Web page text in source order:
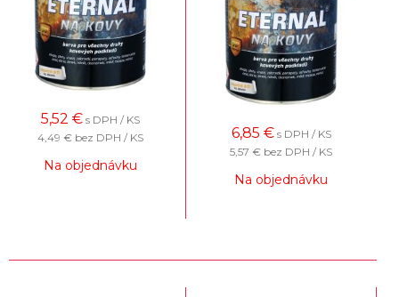
5,52 € s DPH / KS
4,49 € bez DPH / KS
Na objednávku
6,85 € s DPH / KS
5,57 € bez DPH / KS
Na objednávku